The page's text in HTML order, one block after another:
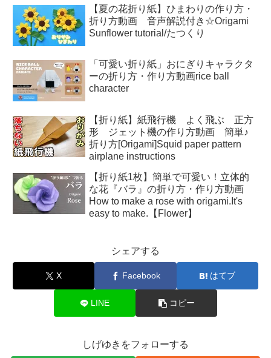
【夏の花折り紙】ひまわりの作り方・
折り方動画 音声解説付き☆Origami
Sunflower tutorial/たつくり
「可愛い折り紙」おにぎりキャラクタ
ーの折り方・作り方動画rice ball
character
【折り紙】紙飛行機 よく飛ぶ 正方
形 ジェット機の作り方動画 簡単♪
折り方[Origami]Squid paper pattern
airplane instructions
【折り紙1枚】簡単で可愛い！立体的
な花『バラ』の折り方・作り方動画
How to make a rose with origami.It's
easy to make.【Flower】
シェアする
X Facebook はてブ
LINE コピー
しげゆきをフォローする